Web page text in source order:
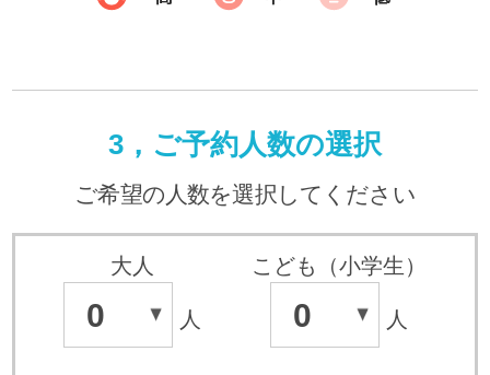
3，ご予約人数の選択
ご希望の人数を選択してください
大人
0 人
こども（小学生）
0 人